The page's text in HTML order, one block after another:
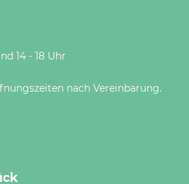
- 18 Uhr
nach Vereinbarung.